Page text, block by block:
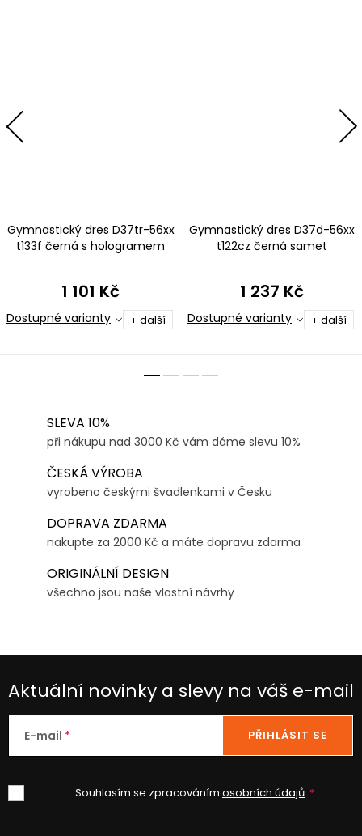
Gymnastický dres D37tr-56xx
t133f černá s hologramem
1 101 Kč
Dostupné varianty + další
Gymnastický dres D37d-56xx
t122cz černá samet
1 237 Kč
Dostupné varianty + další
SLEVA 10%
při nákupu nad 3000 Kč vám dáme slevu 10%
ČESKÁ VÝROBA
vyrobeno českými švadlenkami v Česku
DOPRAVA ZDARMA
nakupte za 2000 Kč a máte dopravu zdarma
ORIGINÁLNÍ DESIGN
všechno jsou naše vlastní návrhy
Aktuální novinky a slevy na váš e-mail
E-mail
Souhlasím se zpracováním osobních údajů.
PŘIHLÁSIT SE